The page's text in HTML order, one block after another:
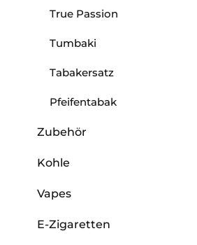
True Passion
Tumbaki
Tabakersatz
Pfeifentabak
Zubehör
Kohle
Vapes
E-Zigaretten